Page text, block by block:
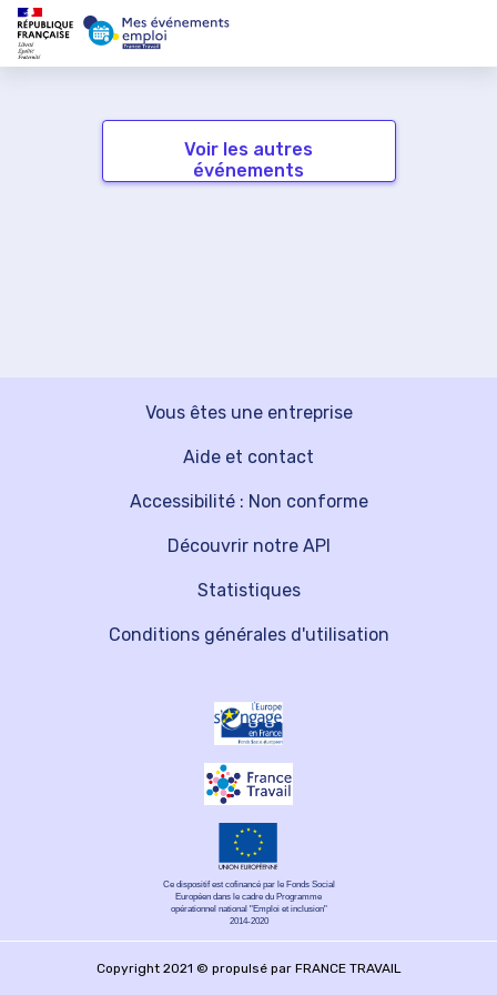
Voir les autres
événements
Vous êtes une entreprise
Découvrir notre API
Aide et contact
Statistiques
Accessibilité : Non conforme
Conditions générales d'utilisation
Ce dispositif est cofinancé par le Fonds Social
Européen dans le cadre du Programme
opérationnel national "Emploi et inclusion"
2014-2020
Copyright 2021 © propulsé par FRANCE TRAVAIL